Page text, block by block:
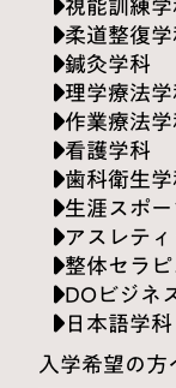
柔道整復
鍼灸学科
理学療法
作業療法
看護学科
歯科衛生
生涯スポ
アスレテ
整体セラ
DOビジネ
日本語学科
入学希望の方